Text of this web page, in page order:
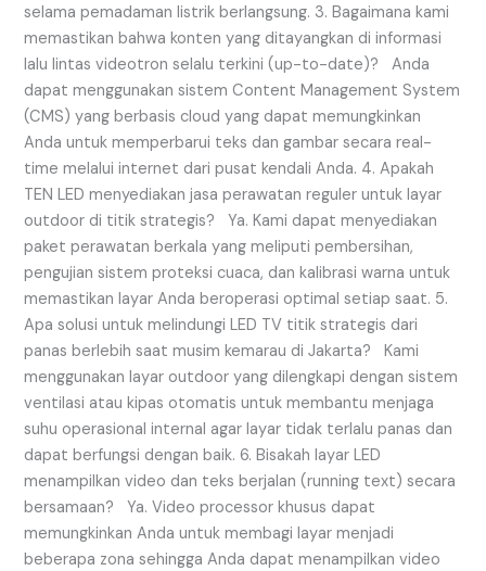
selama pemadaman listrik berlangsung. 3. Bagaimana kami
memastikan bahwa konten yang ditayangkan di informasi
lalu lintas videotron selalu terkini (up-to-date)? Anda
dapat menggunakan sistem Content Management System
(CMS) yang berbasis cloud yang dapat memungkinkan
Anda untuk memperbarui teks dan gambar secara real-
time melalui internet dari pusat kendali Anda. 4. Apakah
TEN LED menyediakan jasa perawatan reguler untuk layar
outdoor di titik strategis? Ya. Kami dapat menyediakan
paket perawatan berkala yang meliputi pembersihan,
pengujian sistem proteksi cuaca, dan kalibrasi warna untuk
memastikan layar Anda beroperasi optimal setiap saat. 5.
Apa solusi untuk melindungi LED TV titik strategis dari
panas berlebih saat musim kemarau di Jakarta? Kami
menggunakan layar outdoor yang dilengkapi dengan sistem
ventilasi atau kipas otomatis untuk membantu menjaga
suhu operasional internal agar layar tidak terlalu panas dan
dapat berfungsi dengan baik. 6. Bisakah layar LED
menampilkan video dan teks berjalan (running text) secara
bersamaan? Ya. Video processor khusus dapat
memungkinkan Anda untuk membagi layar menjadi
beberapa zona sehingga Anda dapat menampilkan video